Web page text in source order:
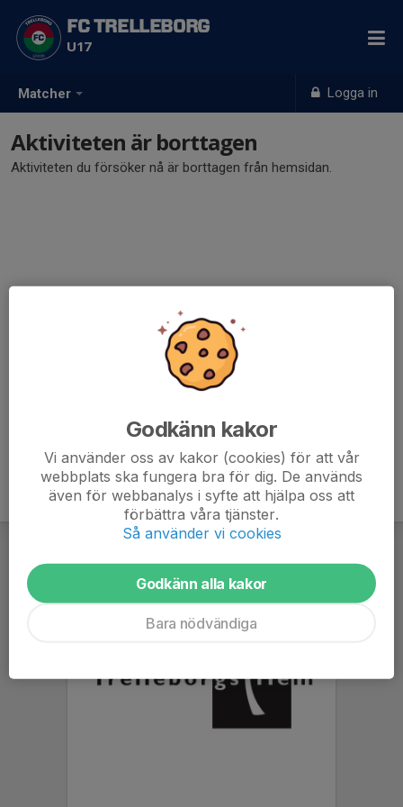
Matcher Logga in
FC TRELLEBORG
U17
Aktiviteten är borttagen
Aktiviteten du försöker nå är borttagen från hemsidan.
Godkänn kakor
Vi använder oss av kakor (cookies) för att vår
webbplats ska fungera bra för dig. De används
även för webbanalys i syfte att hjälpa oss att
förbättra våra tjänster.
Så använder vi cookies
Godkänn alla kakor
Bara nödvändiga